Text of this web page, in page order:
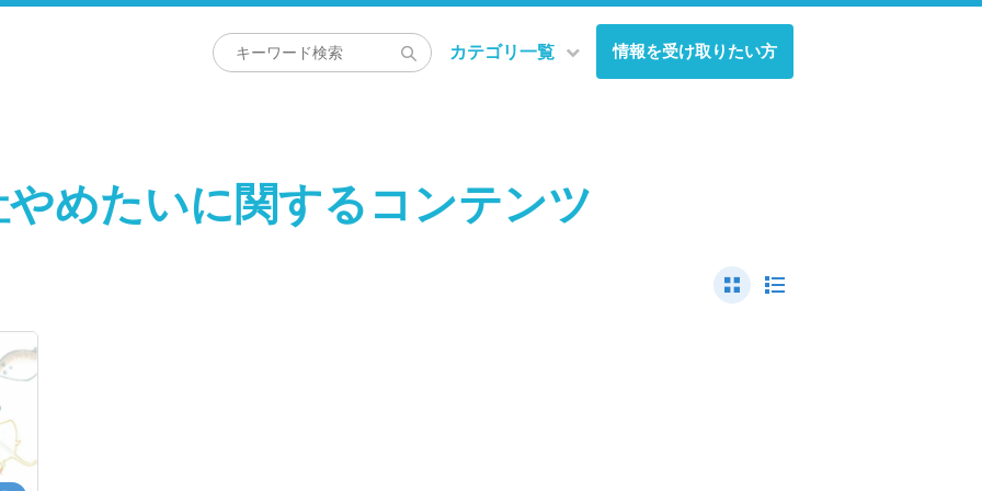
カテゴリ一覧 情報を受け取りたい方
やめたいに関するコンテンツ